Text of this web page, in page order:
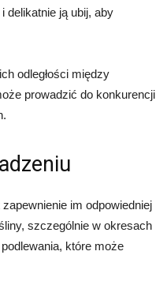
delikatnie ją ubij, aby
odległości między
prowadzić do konkurencji
im odpowiedniej
szczególnie w okresach
które może